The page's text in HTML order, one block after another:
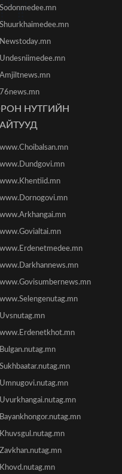
менежментээс
СОНСГОЛ-2
СОНСГОЛ-2
өрсөлдөх чадвар 75
тахилгад оролцохоор
хэргийн ялын
айлчилна
Sodonmedee.mn
Shuurkhaimedee.mn
Newstoday.mn
Undesniimedee.mn
Amjiltnews.mn
76news.mn
НУТГИЙН
www.Choibalsan.mn
www.Dundgovi.mn
www.Khentiid.mn
www.Dornogovi.mn
www.Arkhangai.mn
www.Govialtai.mn
www.Erdenetmedee.mn
www.Darkhannews.mn
www.Govisumbernews.mn
www.Selengenutag.mn
Uvsnutag.mn
www.Erdenetkhot.mn
Bulgan.nutag.mn
Sukhbaatar.nutag.mn
Umnugovi.nutag.mn
Uvurkhangai.nutag.mn
Bayankhongor.nutag.mn
Khuvsgul.nutag.mn
Zavkhan.nutag.mn
Khovd.nutag.mn